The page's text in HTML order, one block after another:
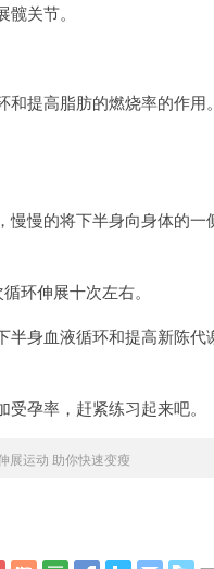
关节。
提高脂肪的燃烧率的作用
慢的将下半身向身体的一
环伸展十次左右。
身血液循环和提高新陈代
孕率，赶紧练习起来吧。
展运动 助你快速变瘦